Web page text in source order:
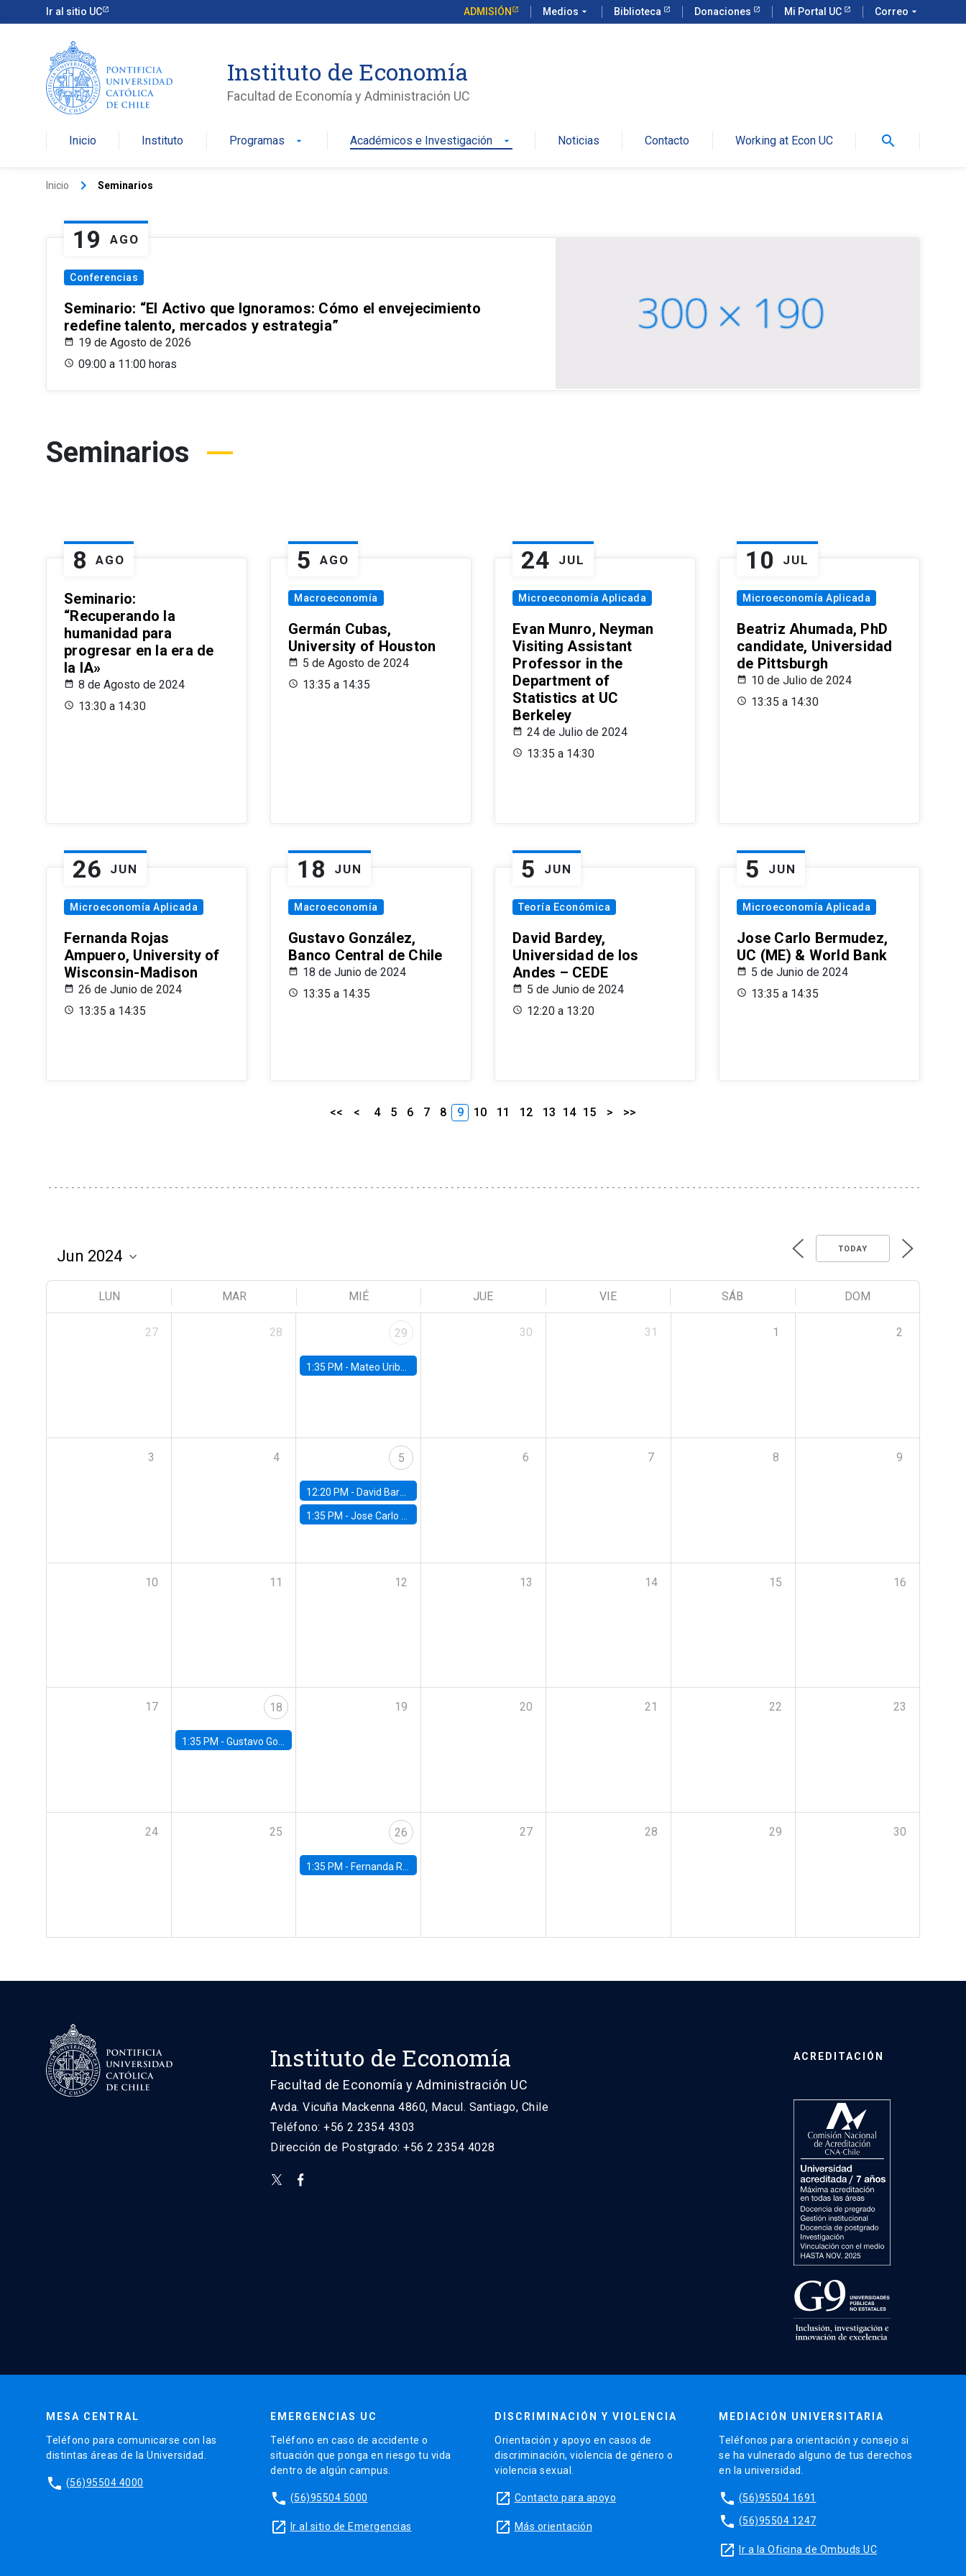
Ir al sitio UC ADMISIÓN Medios arrow_drop_down Biblioteca Donaciones Mi Portal UC Correo arrow_drop_down
Instituto de Economía
Facultad de Economía y Administración UC
Inicio Instituto Programas arrow_drop_down Académicos e Investigación arrow_drop_down Noticias Contacto Working at Econ UC search
Inicio keyboard_arrow_right Seminarios
19 AGO
Conferencias
Seminario: “El Activo que Ignoramos: Cómo el envejecimiento
redefine talento, mercados y estrategia”
19 de Agosto de 2026
09:00 a 11:00 horas
Seminarios
8 AGO
Seminario:
“Recuperando la
humanidad para
progresar en la era de
la IA»
8 de Agosto de 2024
13:30 a 14:30
5 AGO
Macroeconomía
Germán Cubas,
University of Houston
5 de Agosto de 2024
13:35 a 14:35
24 JUL
Microeconomía Aplicada
Evan Munro, Neyman
Visiting Assistant
Professor in the
Department of
Statistics at UC
Berkeley
24 de Julio de 2024
13:35 a 14:30
10 JUL
Microeconomía Aplicada
Beatriz Ahumada, PhD
candidate, Universidad
de Pittsburgh
10 de Julio de 2024
13:35 a 14:30
26 JUN
Microeconomía Aplicada
Fernanda Rojas
Ampuero, University of
Wisconsin-Madison
26 de Junio de 2024
13:35 a 14:35
18 JUN
Macroeconomía
Gustavo González,
Banco Central de Chile
18 de Junio de 2024
13:35 a 14:35
5 JUN
Teoría Económica
David Bardey,
Universidad de los
Andes – CEDE
5 de Junio de 2024
12:20 a 13:20
5 JUN
Microeconomía Aplicada
Jose Carlo Bermudez,
UC (ME) & World Bank
5 de Junio de 2024
13:35 a 14:35
<< < 4 5 6 7 8 9 10 11 12 13 14 15 > >>
TODAY
LUN MAR MIÉ JUE VIE SÁB DOM
27 28 29
1:35 PM - Mateo Uribe-Castro, Universidad de los Andes (Colombia)
30 31 1 2
3 4 5
12:20 PM - David Bardey, Universidad de los Andes - CEDE
1:35 PM -Jose Carlo Bermudez, UC (ME) & World Bank
6 7 8 9
10 11 12 13 14 15 16
17 18
1:35 PM - Gustavo González, Banco Central de Chile
19 20 21 22 23
24 25 26
1:35 PM - Fernanda Rojas Ampuero, University of Wisconsin-Madison
27 28 29 30
Instituto de Economía
Facultad de Economía y Administración UC
Avda. Vicuña Mackenna 4860, Macul. Santiago, Chile
Teléfono: +56 2 2354 4303
Dirección de Postgrado: +56 2 2354 4028
ACREDITACIÓN
MESA CENTRAL
Teléfono para comunicarse con las
distintas áreas de la Universidad.
phone (56)95504 4000
EMERGENCIAS UC
Teléfono en caso de accidente o
situación que ponga en riesgo tu vida
dentro de algún campus.
phone (56)95504 5000
launch Ir al sitio de Emergencias
DISCRIMINACIÓN Y VIOLENCIA
Orientación y apoyo en casos de
discriminación, violencia de género o
violencia sexual.
launch Contacto para apoyo
launch Más orientación
MEDIACIÓN UNIVERSITARIA
Teléfonos para orientación y consejo si
se ha vulnerado alguno de tus derechos
en la universidad.
phone (56)95504 1691
phone (56)95504 1247
launch Ir a la Oficina de Ombuds UC